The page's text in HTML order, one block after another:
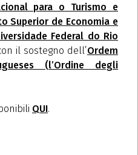
para o Turismo e
Superior de Economia e
Federal do Rio
con il sostegno dell’Ordem
(l’Ordine degli
QUI.